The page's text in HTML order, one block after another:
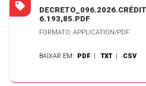
6.193,85.PDF
FORMATO: APPLICATION/PDF
BAIXAR EM: PDF |TXT | CSV